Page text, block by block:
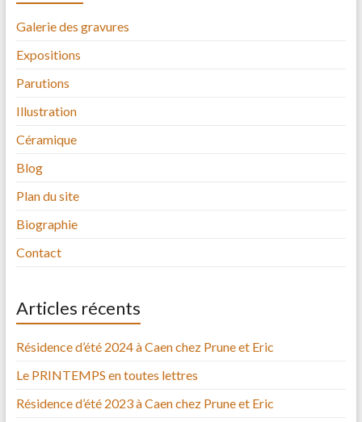
Galerie des gravures
Expositions
Parutions
Illustration
Céramique
Blog
Plan du site
Biographie
Contact
Articles récents
Résidence d’été 2024 à Caen chez Prune et Eric
Le PRINTEMPS en toutes lettres
Résidence d’été 2023 à Caen chez Prune et Eric